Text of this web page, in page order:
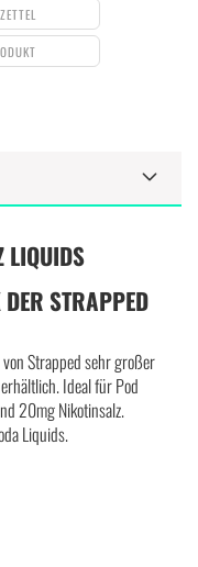
LIQUIDS
STRAPPED
Strapped sehr großer
Ideal für Pod
20mg Nikotinsalz.
Liquids.